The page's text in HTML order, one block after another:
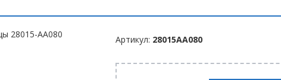
Артикул: 28015AA080